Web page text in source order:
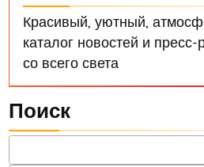
Красивый, уютный,
каталог новостей и
со всего света
Поиск